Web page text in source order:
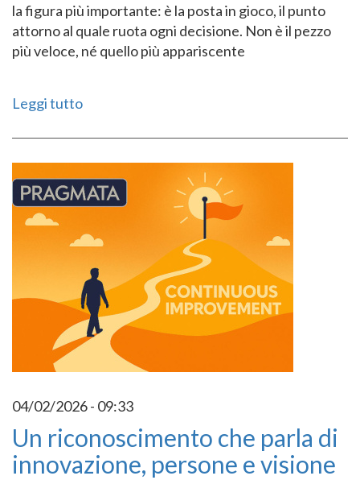
la figura più importante: è la posta in gioco, il punto
attorno al quale ruota ogni decisione. Non è il pezzo
più veloce, né quello più appariscente
Leggi tutto
04/02/2026 - 09:33
Un riconoscimento che parla di
innovazione, persone e visione